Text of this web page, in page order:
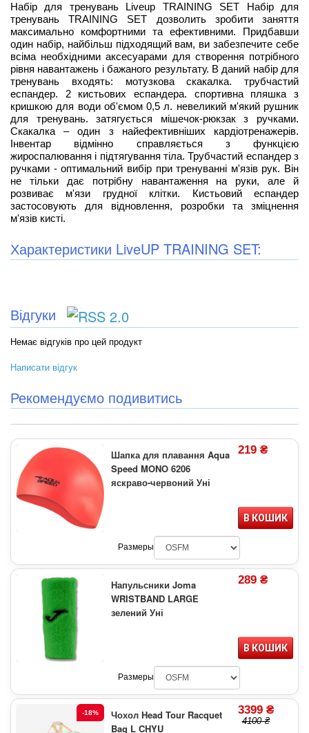
Набір для тренувань Liveup TRAINING SET Набір для
тренувань TRAINING SET дозволить зробити заняття
максимально комфортними та ефективними. Придбавши
один набір, найбільш підходящий вам, ви забезпечите себе
всіма необхідними аксесуарами для створення потрібного
рівня навантажень і бажаного результату. В даний набір для
тренувань входять: мотузкова скакалка. трубчастий
еспандер. 2 кистьових еспандера. спортивна пляшка з
кришкою для води об'ємом 0,5 л. невеликий м'який рушник
для тренувань. затягується мішечок-рюкзак з ручками.
Скакалка – один з найефективніших кардіотренажерів.
Інвентар відмінно справляється з функцією
жироспалювання і підтягування тіла. Трубчастий еспандер з
ручками - оптимальний вибір при тренуванні м'язів рук. Він
не тільки дає потрібну навантаження на руки, але й
розвиває м'язи грудної клітки. Кистьовий еспандер
застосовують для відновлення, розробки та зміцнення
м'язів кисті.
Характеристики LiveUP TRAINING SET:
Відгуки
Немає відгуків про цей продукт
Написати відгук
Рекомендуємо подивитись
Шапка для плавання Aqua
Speed MONO 6206
яскраво-червоний Уні
219 ₴
В КОШИК
Размеры
Напульсники Joma
WRISTBAND LARGE
зелений Уні
289 ₴
В КОШИК
Размеры
-18%
Чохол Head Tour Racquet
Bag L CHYU
3399 ₴
4100 ₴